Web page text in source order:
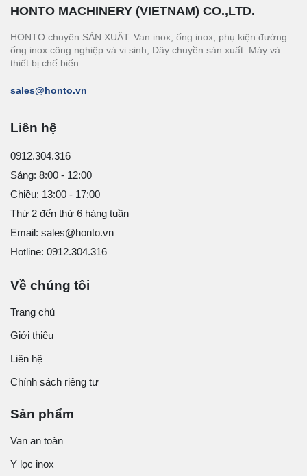
HONTO MACHINERY (VIETNAM) CO.,LTD.
HONTO chuyên SẢN XUẤT: Van inox, ống inox; phụ kiện đường
ống inox công nghiệp và vi sinh; Dây chuyền sản xuất: Máy và
thiết bị chế biến.
sales@honto.vn
Liên hệ
0912.304.316
Sáng: 8:00 - 12:00
Chiều: 13:00 - 17:00
Thứ 2 đến thứ 6 hàng tuần
Email: sales@honto.vn
Hotline: 0912.304.316
Về chúng tôi
Trang chủ
Giới thiệu
Liên hệ
Chính sách riêng tư
Sản phẩm
Van an toàn
Y lọc inox